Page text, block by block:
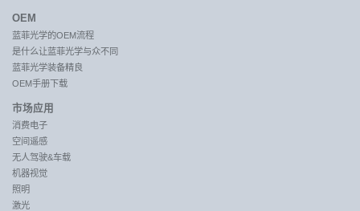
OEM
蓝菲光学的OEM流程
是什么让蓝菲光学与众不同
蓝菲光学装备精良
OEM手册下载
市场应用
消费电子
空间遥感
无人驾驶&车载
机器视觉
照明
激光